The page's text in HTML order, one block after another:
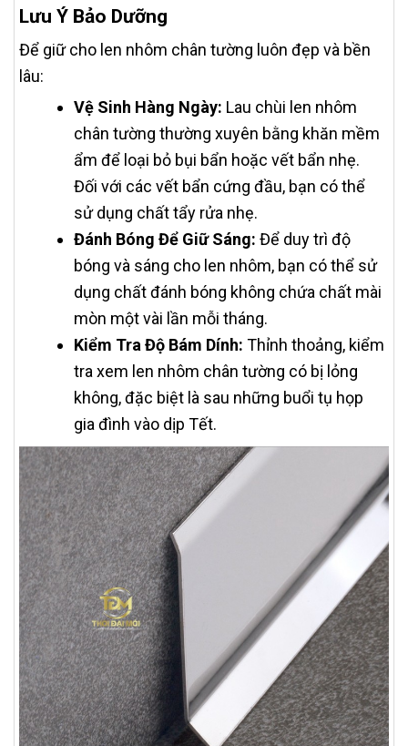
Lưu Ý Bảo Dưỡng
Để giữ cho len nhôm chân tường luôn đẹp và bền
lâu:
Vệ Sinh Hàng Ngày: Lau chùi len nhôm
chân tường thường xuyên bằng khăn mềm
ẩm để loại bỏ bụi bẩn hoặc vết bẩn nhẹ.
Đối với các vết bẩn cứng đầu, bạn có thể
sử dụng chất tẩy rửa nhẹ.
Đánh Bóng Để Giữ Sáng: Để duy trì độ
bóng và sáng cho len nhôm, bạn có thể sử
dụng chất đánh bóng không chứa chất mài
mòn một vài lần mỗi tháng.
Kiểm Tra Độ Bám Dính: Thỉnh thoảng, kiểm
tra xem len nhôm chân tường có bị lỏng
không, đặc biệt là sau những buổi tụ họp
gia đình vào dịp Tết.